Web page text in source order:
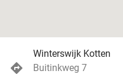
Winterswijk Kotten
Buitinkweg 7